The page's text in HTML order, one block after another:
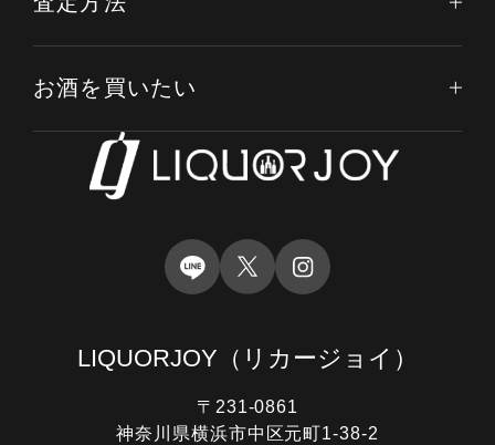
LIQUORJOY （リカージョイ）
〒231-0861
神奈川県横浜市中区元町1-38-2
お酒を買いたい